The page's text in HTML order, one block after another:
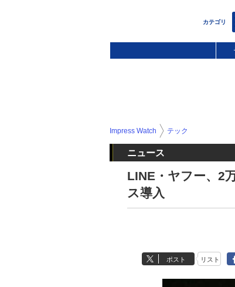
Impress Watch テック
ニュース
LINE・ヤフー、2
ス導入
ポスト リスト